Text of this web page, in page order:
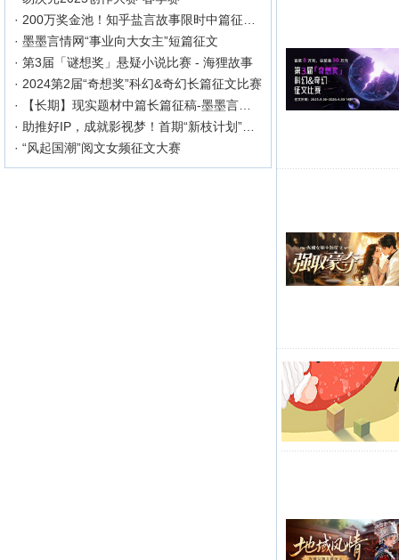
· 墨墨言情网“事业向大女主”短篇征文
· 第3届「谜想奖」悬疑小说比赛 - 海狸故事
· 2024第2届“奇想奖”科幻&奇幻长篇征文比赛
· “风起国潮”阅文女频征文大赛